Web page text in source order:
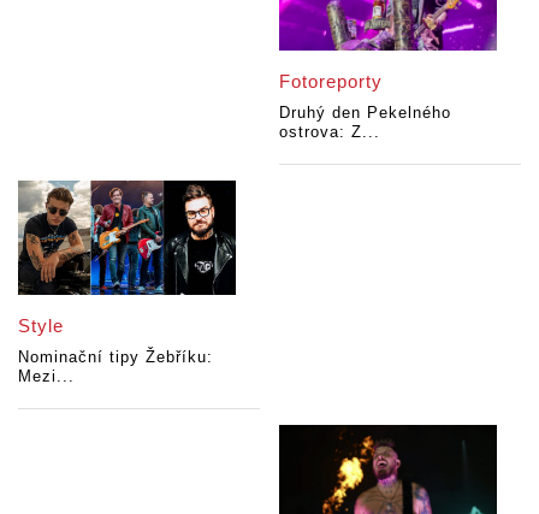
Fotoreporty
Druhý den Pekelného
ostrova: Z...
Style
Nominační tipy Žebříku:
Mezi...